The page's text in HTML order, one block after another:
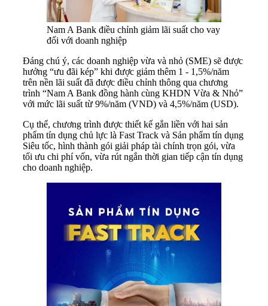
Nam A Bank điều chỉnh giảm lãi suất cho vay
đối với doanh nghiệp
Đáng chú ý, các doanh nghiệp vừa và nhỏ (SME) sẽ được
hưởng “ưu đãi kép” khi được giảm thêm 1 - 1,5%/năm
trên nền lãi suất đã được điều chỉnh thông qua chương
trình “Nam A Bank đồng hành cùng KHDN Vừa & Nhỏ”
với mức lãi suất từ 9%/năm (VND) và 4,5%/năm (USD).
Cụ thể, chương trình được thiết kế gắn liền với hai sản
phẩm tín dụng chủ lực là Fast Track và Sản phẩm tín dụng
Siêu tốc, hình thành gói giải pháp tài chính trọn gói, vừa
tối ưu chi phí vốn, vừa rút ngắn thời gian tiếp cận tín dụng
cho doanh nghiệp.